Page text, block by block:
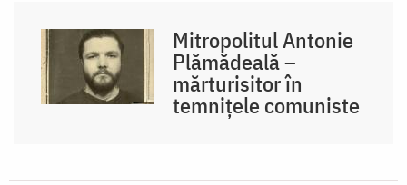
Mitropolitul Antonie
Plămădeală –
mărturisitor în
temnițele comuniste